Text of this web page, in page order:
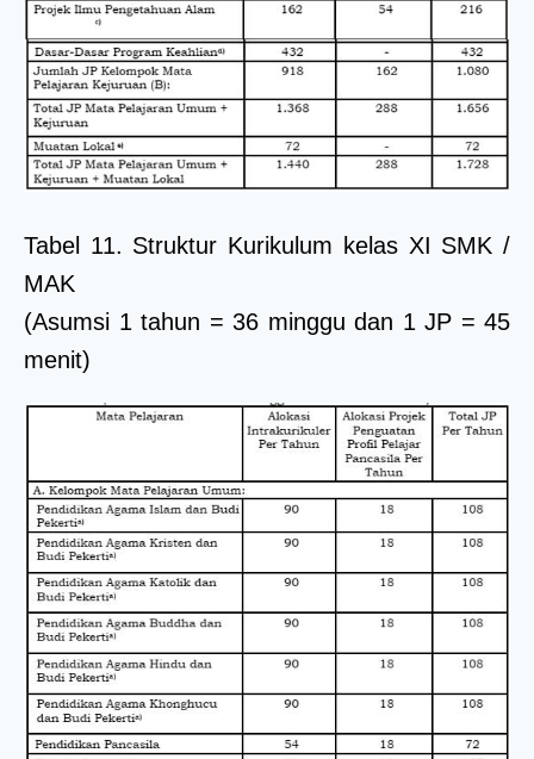
Tabel 11. Struktur Kurikulum kelas XI SMK /
MAK
(Asumsi 1 tahun = 36 minggu dan 1 JP = 45
menit)